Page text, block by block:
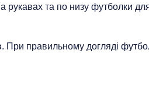
та по низу футболки для
При правильному догляді